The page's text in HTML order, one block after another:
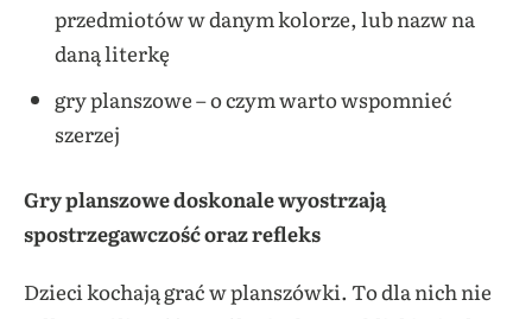
przedmiotów w danym kolorze, lub nazw na
daną literkę
gry planszowe – o czym warto wspomnieć
szerzej
Gry planszowe doskonale wyostrzają
spostrzegawczość oraz refleks
Dzieci kochają grać w planszówki. To dla nich nie